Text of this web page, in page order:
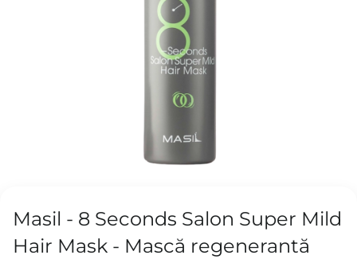
Masil - 8 Seconds Salon Super Mild
Hair Mask - Mască regenerantă